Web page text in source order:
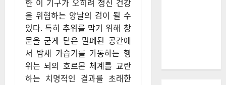
한 이 기구가 오히려 정신 건강
을 위협하는 양날의 검이 될 수
있다. 특히 추위를 막기 위해 창
문을 굳게 닫은 밀폐된 공간에
서 밤새 가습기를 가동하는 행
위는 뇌의 호르몬 체계를 교란
하는 치명적인 결과를 초래한